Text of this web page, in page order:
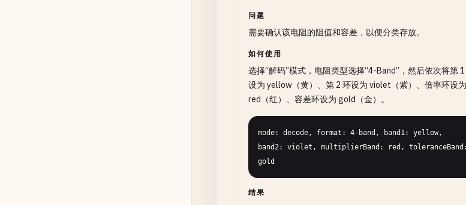
问题
需要确认该电阻的阻值和容差，以便分类存放。
如何使用
选择“解码”模式，电阻类型选择“4-Band”，然后依次将第
设为 yellow（黄）、第 2 环设为 violet（紫）、倍率环设为
red（红）、容差环设为 gold（金）。
mode: decode, format: 4-band, band1: yellow,
band2: violet, multiplierBand: red, toleranceBand:
gold
结果